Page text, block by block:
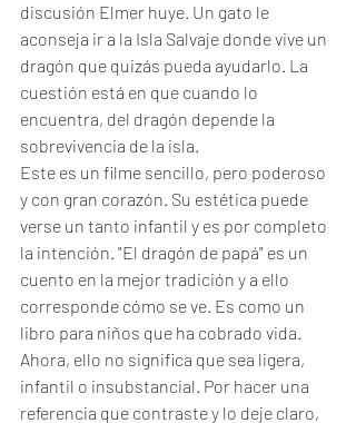
discusión Elmer huye. Un gato le
aconseja ir a la Isla Salvaje donde vive un
dragón que quizás pueda ayudarlo. La
cuestión está en que cuando lo
encuentra, del dragón depende la
sobrevivencia de la isla.
Este es un filme sencillo, pero poderoso
y con gran corazón. Su estética puede
verse un tanto infantil y es por completo
la intención. "El dragón de papá" es un
cuento en la mejor tradición y a ello
corresponde cómo se ve. Es como un
libro para niños que ha cobrado vida.
Ahora, ello no significa que sea ligera,
infantil o insubstancial. Por hacer una
referencia que contraste y lo deje claro,